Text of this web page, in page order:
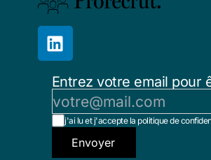
Entrez votre email pour
j'ai lu et j'accepte la politique de
Envoyer